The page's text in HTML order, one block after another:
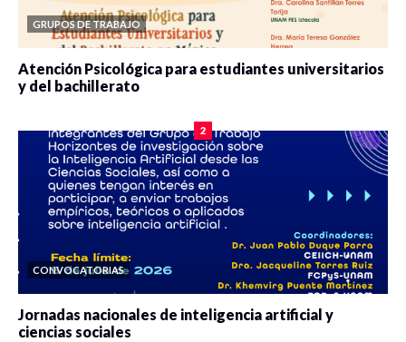
GRUPOS DE TRABAJO
Atención Psicológica para estudiantes universitarios
y del bachillerato
2
CONVOCATORIAS
Jornadas nacionales de inteligencia artificial y
ciencias sociales